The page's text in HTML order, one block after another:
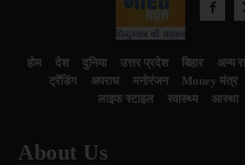
होम देश दुनिया उत्तर प्रदेश बिहार अन्य
ट्रेंडिंग
अपराध मनोरंजन Money मंत्र
लाइफ स्टाइल
स्वास्थ्य आस्था
About Us